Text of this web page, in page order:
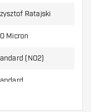
o unoRatajski
Micron
(NO2)